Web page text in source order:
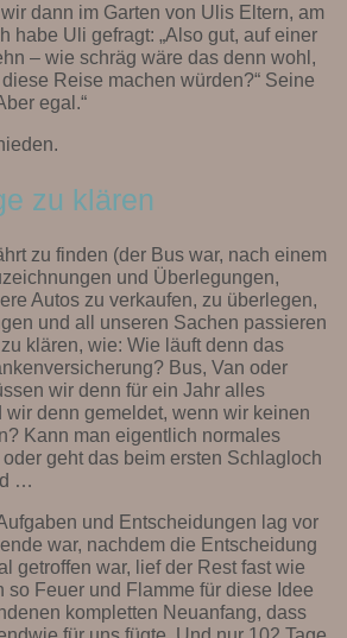
dann im Garten von Ulis Eltern, am
habe Uli gefragt: „Also gut, auf einer
– wie schräg wäre das denn wohl,
Reise machen würden?“ Seine
egal.“
zu klären
zu finden (der Bus war, nach einem
und Überlegungen,
Autos zu verkaufen, zu überlegen,
und all unseren Sachen passieren
klären, wie: Wie läuft denn das
Bus, Van oder
wir denn für ein Jahr alles
wir denn gemeldet, wenn wir keinen
Kann man eigentlich normales
geht das beim ersten Schlagloch
…
und Entscheidungen lag vor
war, nachdem die Entscheidung
getroffen war, lief der Rest fast wie
so Feuer und Flamme für diese Idee
kompletten Neuanfang, dass